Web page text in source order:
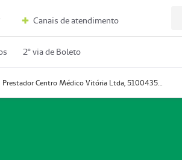
Canais de atendimento
2º via de Boleto
Prestador Centro Médico Vitória Ltda, 51004350-4: Centro Médico Vitória Ltda (Nome Fantasia: Policlínica Master)